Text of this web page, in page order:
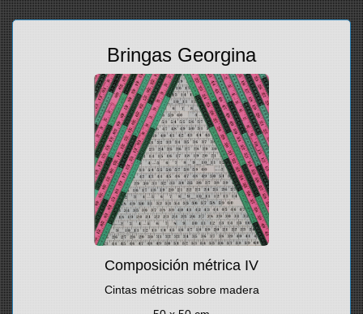
Bringas Georgina
Composición métrica IV
Cintas métricas sobre madera